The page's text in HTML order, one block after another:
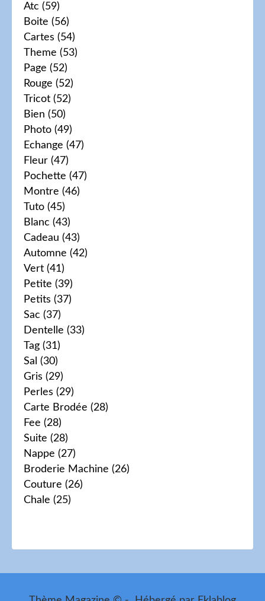
Atc (59)
Boite (56)
Cartes (54)
Theme (53)
Page (52)
Rouge (52)
Tricot (52)
Bien (50)
Photo (49)
Echange (47)
Fleur (47)
Pochette (47)
Montre (46)
Tuto (45)
Blanc (43)
Cadeau (43)
Automne (42)
Vert (41)
Petite (39)
Petits (37)
Sac (37)
Dentelle (33)
Tag (31)
Sal (30)
Gris (29)
Perles (29)
Carte Brodée (28)
Fee (28)
Suite (28)
Nappe (27)
Broderie Machine (26)
Couture (26)
Chale (25)